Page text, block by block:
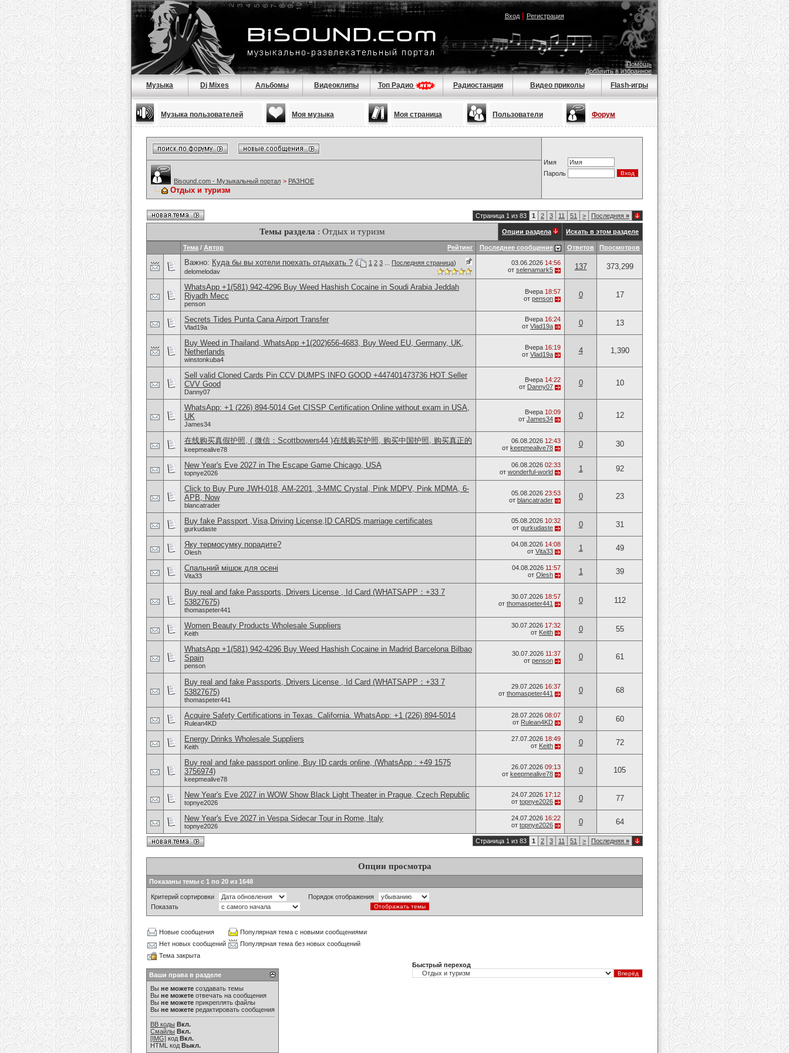
Вход| Регистрация
Помощь
Добавить в избранное
Музыка Dj Mixes Альбомы Видеоклипы Топ Радио Радиостанции Видео приколы Flash-игры
Музыка пользователей Моя музыка Моя страница Пользователи Форум
Имя
Пароль
Bisound.com - Музыкальный портал > РАЗНОЕ
Отдых и туризм
Страница 1 из 83 1 2 3 11 51 > Последняя »
Темы раздела : Отдых и туризм Опции раздела Искать в этом разделе
Рейтинг
Тема / Автор Последнее сообщение Ответов Просмотров
Важно: Куда бы вы хотели поехать отдыхать ? ( 1 2 3 Последняя страница)
delomelodav
03.06.2026 14:56
от selenamark5 137 373,299
WhatsApp +1(581) 942-4296 Buy Weed Hashish Cocaine in Soudi Arabia Jeddah
Riyadh Mecc
penson
Вчера 18:57
от penson 0 17
Secrets Tides Punta Cana Airport Transfer
Vlad19a
Вчера 16:24
от Vlad19a 0 13
Buy Weed in Thailand, WhatsApp +1(202)656-4683, Buy Weed EU, Germany, UK,
Netherlands
winstonkuba4
Вчера 16:19
от Vlad19a 4 1,390
Sell valid Cloned Cards Pin CCV DUMPS INFO GOOD +447401473736 HOT Seller
CVV Good
Danny07
Вчера 14:22
от Danny07 0 10
WhatsApp: +1 (226) 894-5014​ Get CISSP Certification Online without exam in USA,
UK
James34
Вчера 10:09
от James34 0 12
在线购买真假护照, ( 微信：Scottbowers44 )在线购买护照, 购买中国护照, 购买真正的
keepmealive78
06.08.2026 12:43
от keepmealive78 0 30
New Year's Eve 2027 in The Escape Game Chicago, USA
topnye2026
06.08.2026 02:33
от wonderful-world 1 92
Click to Buy Pure JWH-018, AM-2201, 3-MMC Crystal, Pink MDPV, Pink MDMA, 6-
APB, Now
blancatrader
05.08.2026 23:53
от blancatrader 0 23
Buy fake Passport ,Visa,Driving License,ID CARDS,marriage certificates
gurkudaste
05.08.2026 10:32
от gurkudaste 0 31
Яку термосумку порадите?
Olesh
04.08.2026 14:08
от Vita33 1 49
Спальний мішок для осені
Vita33
04.08.2026 11:57
от Olesh 1 39
Buy real and fake Passports, Drivers License , Id Card (WHATSAPP：+33 7
53827675)
thomaspeter441
30.07.2026 18:57
от thomaspeter441 0 112
Women Beauty Products Wholesale Suppliers
Keith
30.07.2026 17:32
от Keith 0 55
WhatsApp +1(581) 942-4296 Buy Weed Hashish Cocaine in Madrid Barcelona Bilbao
Spain
penson
30.07.2026 11:37
от penson 0 61
Buy real and fake Passports, Drivers License , Id Card (WHATSAPP：+33 7
53827675)
thomaspeter441
29.07.2026 16:37
от thomaspeter441 0 68
Acquire Safety Certifications in Texas. California. WhatsApp: +1 (226) 894-5014
Rulean4KD
28.07.2026 08:07
от Rulean4KD 0 60
Energy Drinks Wholesale Suppliers
Keith
27.07.2026 18:49
от Keith 0 72
Buy real and fake passport online, Buy ID cards online, (WhatsApp : +49 1575
3756974)
keepmealive78
26.07.2026 09:13
от keepmealive78 0 105
New Year's Eve 2027 in WOW Show Black Light Theater in Prague, Czech Republic
topnye2026
24.07.2026 17:12
от topnye2026 0 77
New Year's Eve 2027 in Vespa Sidecar Tour in Rome, Italy
topnye2026
24.07.2026 16:22
от topnye2026 0 64
Страница 1 из 83 1 2 3 11 51 > Последняя »
Опции просмотра
Показаны темы с 1 по 20 из 1648
Критерий сортировки
Порядок отображения
Показать
Новые сообщения
Популярная тема с новыми сообщениями
Нет новых сообщений
Популярная тема без новых сообщений
Тема закрыта
Ваши права в разделе
Вы не можете создавать темы
Вы не можете отвечать на сообщения
Вы не можете прикреплять файлы
Вы не можете редактировать сообщения
BB коды Вкл.
Смайлы Вкл.
[IMG] код Вкл.
HTML код Выкл.
Быстрый переход